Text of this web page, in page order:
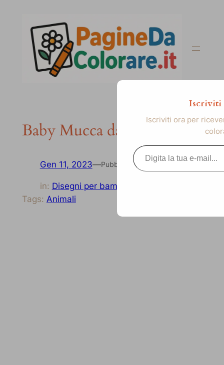
contenuto
Baby Mucca da colorare
Gen 11, 2023—Pubblicato
in: Disegni per bambini
Tags: Animali
Iscriviti
Iscriviti ora per
Digita la tua e-mail...